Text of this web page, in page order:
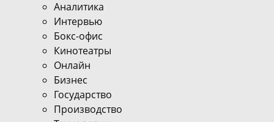
Аналитика
Интервью
Бокс-офис
Кинотеатры
Онлайн
Бизнес
Государство
Производство